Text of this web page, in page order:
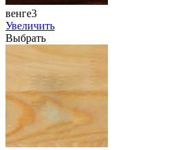
венге3
Увеличить
Выбрать